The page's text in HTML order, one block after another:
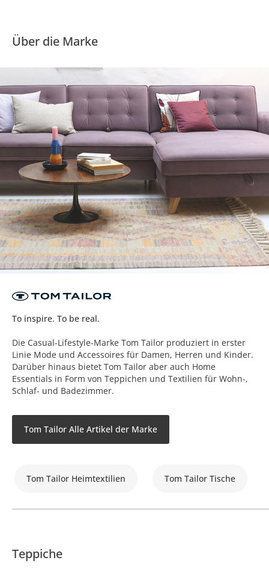
Über die Marke
To inspire. To be real.
Die Casual-Lifestyle-Marke Tom Tailor produziert in erster
Linie Mode und Accessoires für Damen, Herren und Kinder.
Darüber hinaus bietet Tom Tailor aber auch Home
Essentials in Form von Teppichen und Textilien für Wohn-,
Schlaf- und Badezimmer.
Tom Tailor Alle Artikel der Marke
Tom Tailor Heimtextilien Tom Tailor Tische
Teppiche